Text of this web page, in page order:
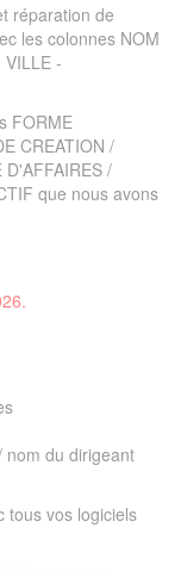
réparation de
les colonnes NOM
VILLE -
FORME
CREATION /
D'AFFAIRES /
que nous avons
nom du dirigeant
tous vos logiciels